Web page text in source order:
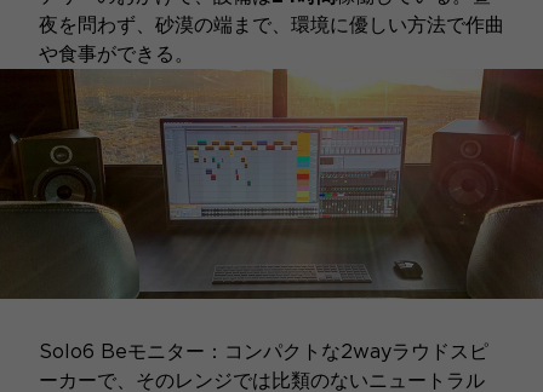
夜を問わず、砂漠の端まで、環境に優しい方法で作曲
や食事ができる。
FOCALプロダクションスタジオ
Solo6 Beモニター：コンパクトな2wayラウドスピ
ーカーで、そのレンジでは比類のないニュートラル